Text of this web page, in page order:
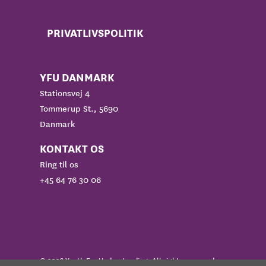
PRIVATLIVSPOLITIK
YFU DANMARK
Stationsvej 4
Tommerup St., 5690
Danmark
KONTAKT OS
Ring til os
+45 64 76 30 06
© 2026 Youth For Understanding. All rights reserved.